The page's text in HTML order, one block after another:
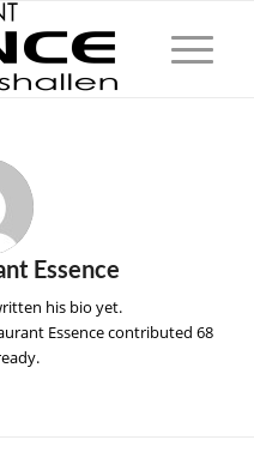
Essence
his bio yet.
Essencecontributed 68